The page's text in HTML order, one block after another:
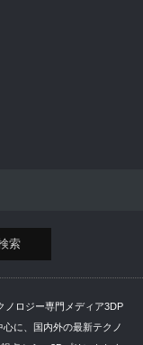
ノロジー専門メディア3DP
に、国内外の最新テクノ